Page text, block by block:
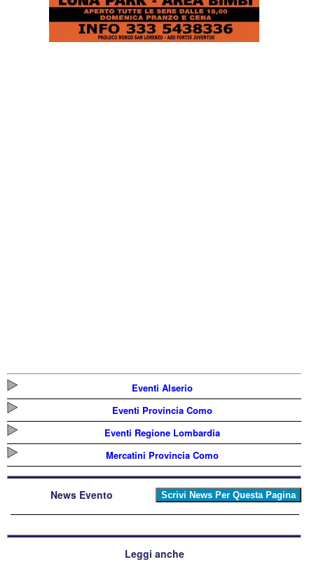
Eventi Alserio
Eventi Provincia Como
Eventi Regione Lombardia
Mercatini Provincia Como
News Evento
Leggi anche